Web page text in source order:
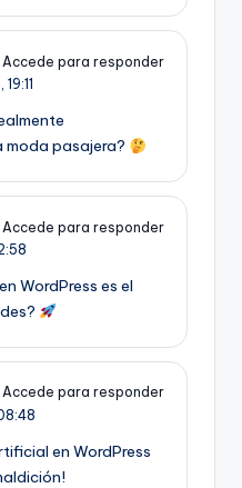
Accede para responder
19:11
moda pasajera?
Accede para responder
WordPress es el
Accede para responder
en WordPress